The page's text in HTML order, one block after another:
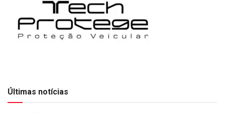
Últimas notícias